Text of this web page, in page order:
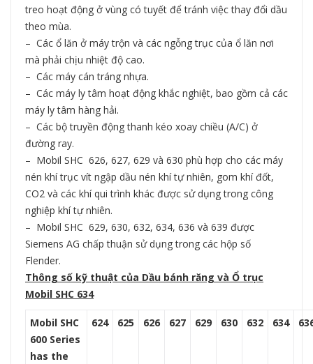
treo hoạt động ở vùng có tuyết để tránh việc thay đổi dầu
theo mùa.
– Các ổ lăn ở máy trộn và các ngỗng trục của ổ lăn nơi
mà phải chịu nhiệt độ cao.
– Các máy cán tráng nhựa.
– Các máy ly tâm hoạt động khắc nghiệt, bao gồm cả các
máy ly tâm hàng hải.
– Các bộ truyền động thanh kéo xoay chiều (A/C) ở
đường ray.
– Mobil SHC 626, 627, 629 và 630 phù hợp cho các máy
nén khí trục vít ngập dầu nén khí tự nhiên, gom khí đốt,
CO2 và các khí qui trình khác được sử dụng trong công
nghiệp khí tự nhiên.
– Mobil SHC 629, 630, 632, 634, 636 và 639 được
Siemens AG chấp thuận sử dụng trong các hộp số
Flender.
Thông số kỹ thuật của Dầu bánh răng và Ổ trục
Mobil SHC 634
Mobil SHC
600 Series
has the
624 625 626 627 629 630 632 634